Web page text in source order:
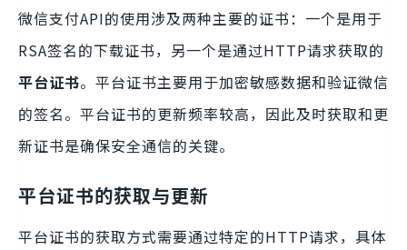
微信支付API的使用涉及两种主要的证书：一个是用于
RSA签名的下载证书，另一个是通过HTTP请求获取的
平台证书。平台证书主要用于加密敏感数据和验证微信
的签名。平台证书的更新频率较高，因此及时获取和更
新证书是确保安全通信的关键。
平台证书的获取与更新
平台证书的获取方式需要通过特定的HTTP请求，具体